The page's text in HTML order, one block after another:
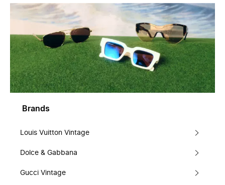
Brands
Louis Vuitton Vintage
Dolce & Gabbana
Gucci Vintage